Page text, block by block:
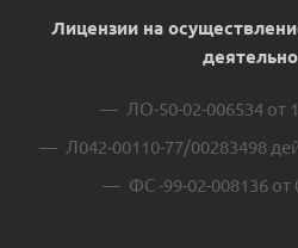
Лицензии на
ЛО-50-02-006534 от
Л042-00110-77/00283498
ФС -99-02-008136 от